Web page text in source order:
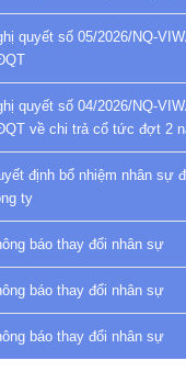
quyết số 05/2026/NQ-
quyết số 04/2026/NQ-
về chi trả cổ tức đợt 2
định bổ nhiệm nhân sự
ty
báo thay đổi nhân sự
báo thay đổi nhân sự
báo thay đổi nhân sự